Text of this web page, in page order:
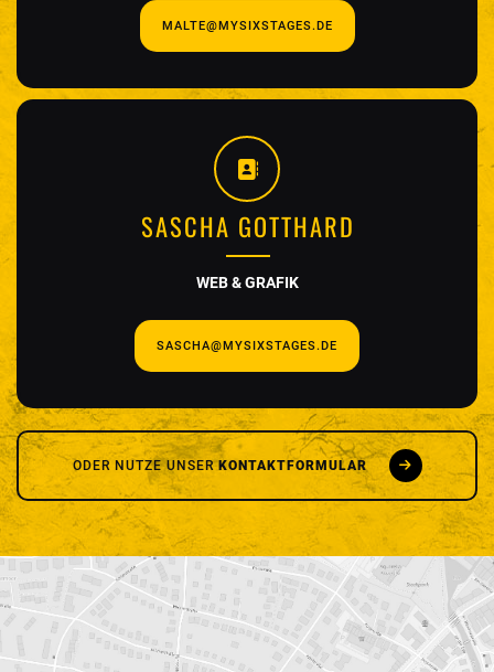
MALTE@MYSIXSTAGES.DE
SASCHA GOTTHARD
WEB & GRAFIK
SASCHA@MYSIXSTAGES.DE
ODER NUTZE UNSERKONTAKTFORMULAR
SCHREIB UNS
Vor- und Nachname